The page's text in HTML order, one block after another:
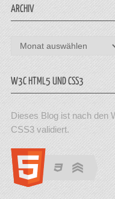
ARCHIV
Archiv
W3C HTML5 UND CSS3
Dieses Blog ist nach den
CSS3 validiert.